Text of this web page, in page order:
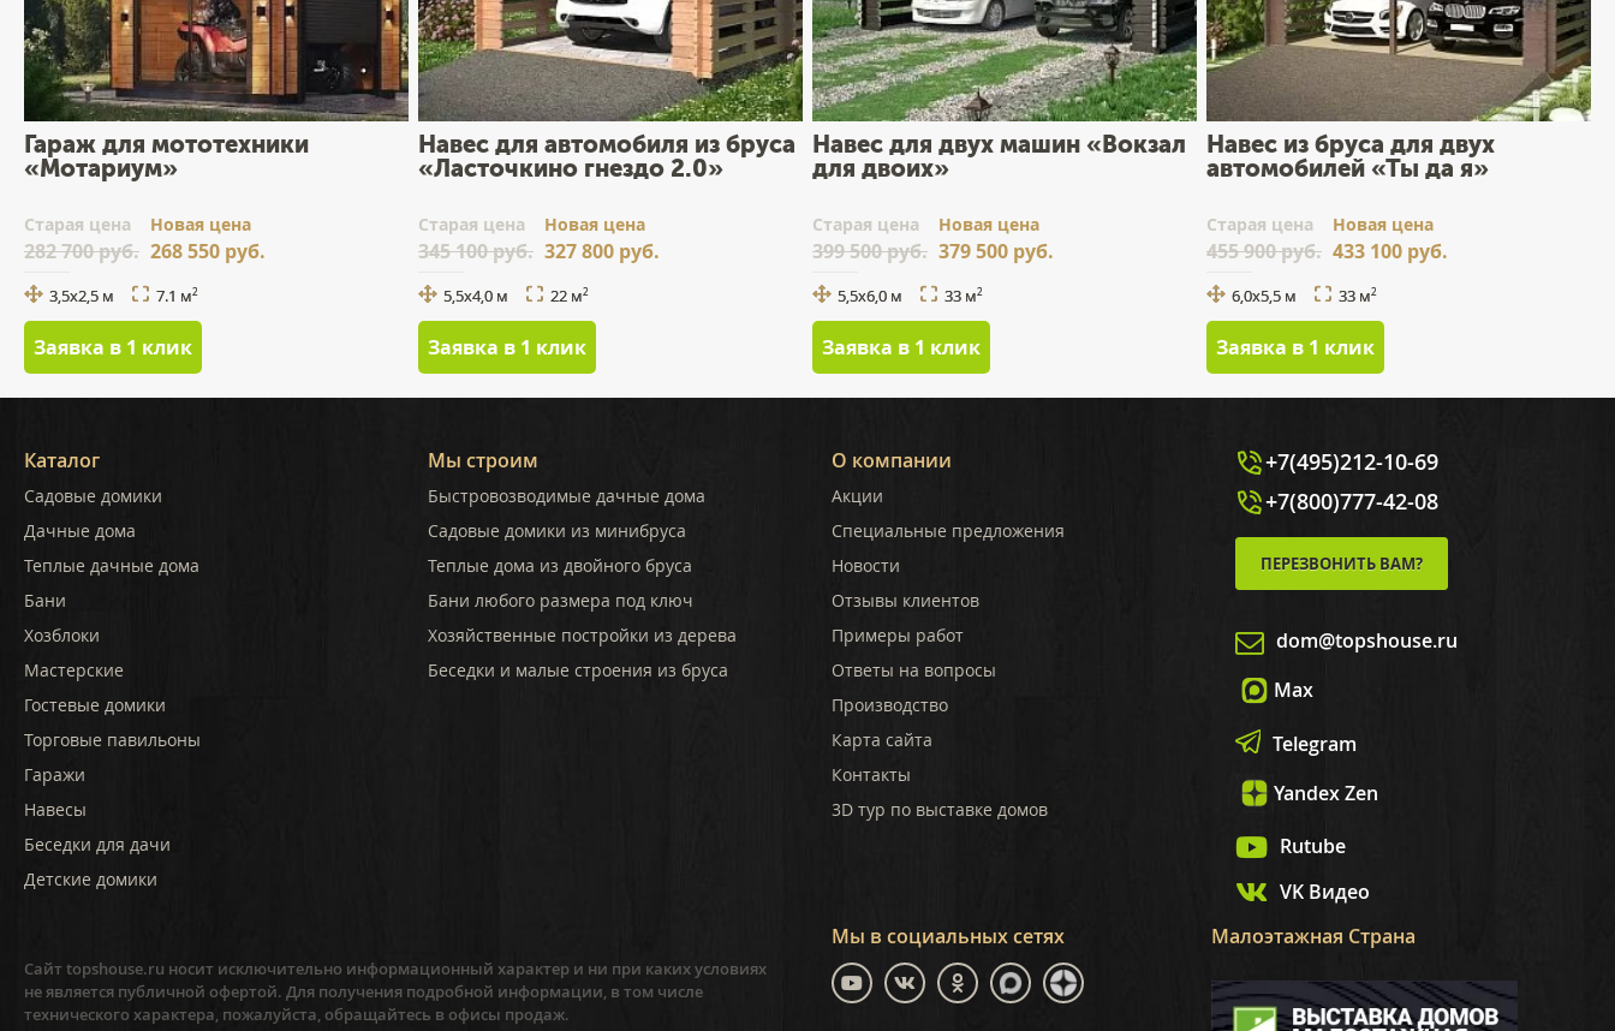
Гараж для мототехники
«Мотариум»
Cтарая цена
282 700 руб.
Новая цена
268 550 руб.
3,5х2,5 м 7.1 м2
Заявка в 1 клик
Навес для автомобиля из бруса
«Ласточкино гнездо 2.0»
Cтарая цена
345 100 руб.
Новая цена
327 800 руб.
5,5х4,0 м 22 м2
Заявка в 1 клик
Навес для двух машин «Вокзал
для двоих»
Cтарая цена
399 500 руб.
Новая цена
379 500 руб.
5,5x6,0 м 33 м2
Заявка в 1 клик
Навес из бруса для двух
автомобилей «Ты да я»
Cтарая цена
455 900 руб.
Новая цена
433 100 руб.
6,0х5,5 м 33 м2
Заявка в 1 клик
Каталог
Садовые домики
Дачные дома
Теплые дачные дома
Бани
Хозблоки
Мастерские
Гостевые домики
Торговые павильоны
Гаражи
Навесы
Беседки для дачи
Детские домики
Мы строим
Быстровозводимые дачные дома
Садовые домики из минибруса
Теплые дома из двойного бруса
Бани любого размера под ключ
Хозяйственные постройки из дерева
Беседки и малые строения из бруса
О компании
Акции
Специальные предложения
Новости
Отзывы клиентов
Примеры работ
Ответы на вопросы
Производство
Карта сайта
Контакты
3D тур по выставке домов
+7(495)212-10-69
+7(800)777-42-08
ПЕРЕЗВОНИТЬ ВАМ?
dom@topshouse.ru
Max
Telegram
Yandex Zen
Rutube
VK Видео
Мы в социальных сетях
Малоэтажная Страна
Сайт topshouse.ru носит исключительно информационный характер и ни при каких условиях
не является публичной офертой. Для получения подробной информации, в том числе
технического характера, пожалуйста, обращайтесь в офисы продаж.